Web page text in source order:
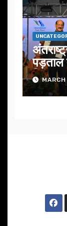
पड़ताल
निखार